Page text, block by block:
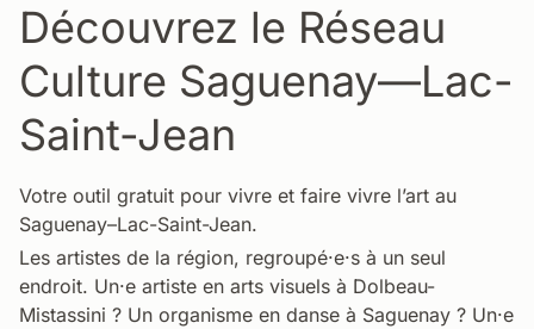
Découvrez le Réseau
Culture Saguenay—Lac-
Saint-Jean
Votre outil gratuit pour vivre et faire vivre l’art au
Saguenay–Lac-Saint-Jean.
Les artistes de la région, regroupé·e·s à un seul
endroit. Un·e artiste en arts visuels à Dolbeau-
Mistassini ? Un organisme en danse à Saguenay ? Un·e